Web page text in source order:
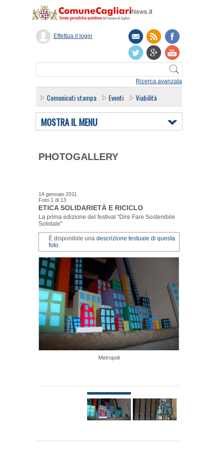
Ricerca avanzata
Effettua il login
Comunicati stampa Eventi Viabilità
MOSTRA IL MENU
PHOTOGALLERY
14 gennaio 2011
Foto 1 di 13
ETICA SOLIDARIETÀ E RICICLO
La prima edizione del festival "Dire Fare Sostenibile
Solidale"
È disponibile una descrizione testuale di questa
foto.
Metropoli